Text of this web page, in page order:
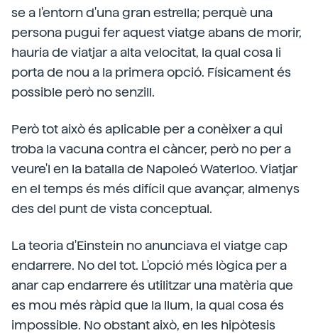
se a l'entorn d'una gran estrella; perquè una
persona pugui fer aquest viatge abans de morir,
hauria de viatjar a alta velocitat, la qual cosa li
porta de nou a la primera opció. Físicament és
possible però no senzill.
Però tot això és aplicable per a conèixer a qui
troba la vacuna contra el càncer, però no per a
veure'l en la batalla de Napoleó Waterloo. Viatjar
en el temps és més difícil que avançar, almenys
des del punt de vista conceptual.
La teoria d'Einstein no anunciava el viatge cap
endarrere. No del tot. L'opció més lògica per a
anar cap endarrere és utilitzar una matèria que
es mou més ràpid que la llum, la qual cosa és
impossible. No obstant això, en les hipòtesis